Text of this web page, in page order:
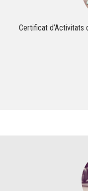
Certificat d’Activitats